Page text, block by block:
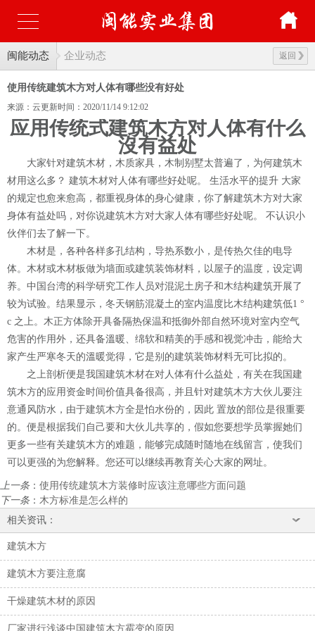
闽能动态 返回
企业动态
使用传统建筑木方对人体有哪些没有好处
来源：云更新时间：2020/11/14 9:12:02
应用传统式建筑木方对人体有什么
沒有益处
大家针对建筑木材，木质家具，木制别墅太普遍了，为何建筑木
材用这么多？ 建筑木材对人体有哪些好处呢。 生活水平的提升 大家
的规定也愈来愈高，都重视身体的身心健康，你了解建筑木方对大家
身体有益处吗，对你说建筑木方对大家人体有哪些好处呢。 不认识小
伙伴们去了解一下。
木材是，各种各样多孔结构，导热系数小，是传热欠佳的电导
体。木材或木材板做为墙面或建筑装饰材料，以屋子的温度，设定调
养。中国台湾的科学研究工作人员对混泥土房子和木结构建筑开展了
较为试验。结果显示，冬天钢筋混凝土的室内温度比木结构建筑低1 °
c 之上。木正方体除开具备隔热保温和抵御外部自然环境对室内空气
危害的作用外，还具备溫暖、绵软和精美的手感和视觉冲击，能给大
家产生严寒冬天的溫暖觉得，它是别的建筑装饰材料无可比拟的。
之上剖析便是我国建筑木材在对人体有什么益处，有关在我国建
筑木方的应用资金时间价值具备很高，并且针对建筑木方大伙儿要注
意通风防水，由于建筑木方全是怕水份的，因此 置放的部位是很重要
的。便是根据我们自己要和大伙儿共享的，假如您要想学员掌握她们
更多一些有关建筑木方的难题，能够完成随时随地在线留言，使我们
可以更强的为您解释。您还可以继续再教育关心大家的网址。
上一条： 使用传统建筑木方装修时应该注意哪些方面问题
下一条： 木方标准是怎么样的
相关资讯：
建筑木方
建筑木方要注意腐
干燥建筑木材的原因
厂家进行浅谈中国建筑木方霉变的原因